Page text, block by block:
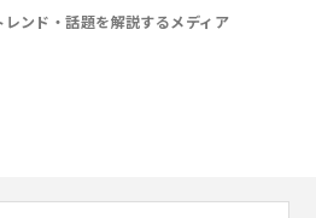
レンド・話題を解説するメディア